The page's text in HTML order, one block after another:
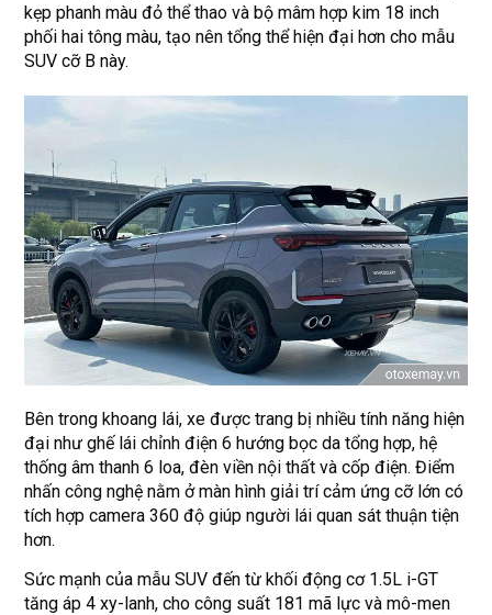
kẹp phanh màu đỏ thể thao và bộ mâm hợp kim 18 inch
phối hai tông màu, tạo nên tổng thể hiện đại hơn cho mẫu
SUV cỡ B này.
Bên trong khoang lái, xe được trang bị nhiều tính năng hiện
đại như ghế lái chỉnh điện 6 hướng bọc da tổng hợp, hệ
thống âm thanh 6 loa, đèn viền nội thất và cốp điện. Điểm
nhấn công nghệ nằm ở màn hình giải trí cảm ứng cỡ lớn có
tích hợp camera 360 độ giúp người lái quan sát thuận tiện
hơn.
Sức mạnh của mẫu SUV đến từ khối động cơ 1.5L i-GT
tăng áp 4 xy-lanh, cho công suất 181 mã lực và mô-men